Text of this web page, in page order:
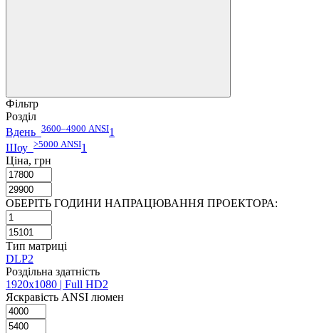
Фільтр
Розділ
Вдень 3600–4900 ANSI1
Шоу >5000 ANSI1
Ціна, грн
ОБЕРІТЬ ГОДИНИ НАПРАЦЮВАННЯ ПРОЕКТОРА:
Тип матриці
DLP2
Роздільна здатність
1920x1080 | Full HD2
Яскравість ANSI люмен